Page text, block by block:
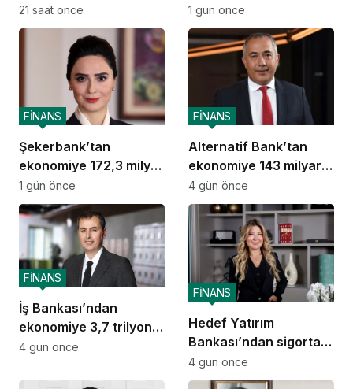
21 saat önce
TL destek
1 gün önce
Şekerbank’tan
ekonomiye 172,3 milyar
TL destek
FİNANS
1 gün önce
Alternatif Bank’tan
ekonomiye 143 milyar
TL destek
FİNANS
4 gün önce
İş Bankası’ndan
ekonomiye 3,7 trilyon
TL destek
FİNANS
4 gün önce
Hedef Yatırım
Bankası’ndan sigorta
ve emeklilik alanında
stratejik iş birliği
FİNANS
4 gün önce